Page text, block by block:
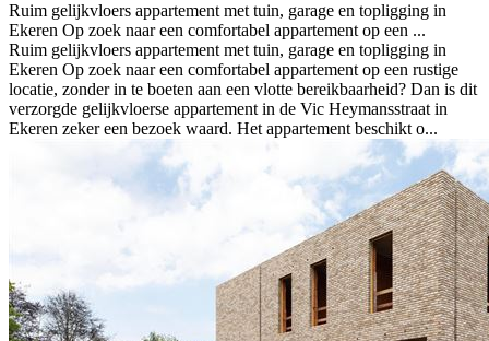
Ruim gelijkvloers appartement met tuin, garage en topligging in
Ekeren Op zoek naar een comfortabel appartement op een ...
Ruim gelijkvloers appartement met tuin, garage en topligging in
Ekeren Op zoek naar een comfortabel appartement op een rustige
locatie, zonder in te boeten aan een vlotte bereikbaarheid? Dan is dit
verzorgde gelijkvloerse appartement in de Vic Heymansstraat in
Ekeren zeker een bezoek waard. Het appartement beschikt o...